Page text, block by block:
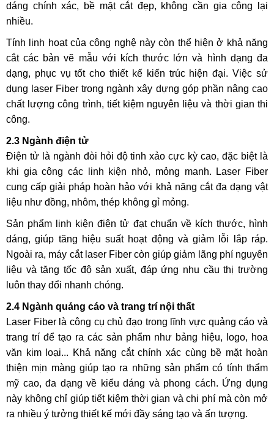
dáng chính xác, bề mặt cắt đẹp, không cần gia công lại
nhiều.
Tính linh hoạt của công nghệ này còn thể hiện ở khả năng
cắt các bản vẽ mẫu với kích thước lớn và hình dạng đa
dạng, phục vụ tốt cho thiết kế kiến trúc hiện đại. Việc sử
dụng laser Fiber trong ngành xây dựng góp phần nâng cao
chất lượng công trình, tiết kiệm nguyên liệu và thời gian thi
công.
2.3 Ngành điện tử
Điện tử là ngành đòi hỏi độ tinh xảo cực kỳ cao, đặc biệt là
khi gia công các linh kiện nhỏ, mỏng manh. Laser Fiber
cung cấp giải pháp hoàn hảo với khả năng cắt đa dạng vật
liệu như đồng, nhôm, thép không gỉ mỏng.
Sản phẩm linh kiện điện tử đạt chuẩn về kích thước, hình
dáng, giúp tăng hiệu suất hoạt động và giảm lỗi lắp ráp.
Ngoài ra, máy cắt laser Fiber còn giúp giảm lãng phí nguyên
liệu và tăng tốc độ sản xuất, đáp ứng nhu cầu thị trường
luôn thay đổi nhanh chóng.
2.4 Ngành quảng cáo và trang trí nội thất
Laser Fiber là công cụ chủ đạo trong lĩnh vực quảng cáo và
trang trí để tạo ra các sản phẩm như bảng hiệu, logo, hoa
văn kim loại... Khả năng cắt chính xác cùng bề mặt hoàn
thiện mịn màng giúp tạo ra những sản phẩm có tính thẩm
mỹ cao, đa dạng về kiểu dáng và phong cách. Ứng dụng
này không chỉ giúp tiết kiệm thời gian và chi phí mà còn mở
ra nhiều ý tưởng thiết kế mới đầy sáng tạo và ấn tượng.